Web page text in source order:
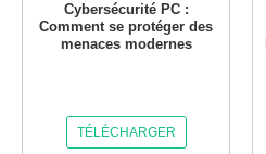
Cybersécurité PC :
Comment se protéger des
menaces modernes
TÉLÉCHARGER